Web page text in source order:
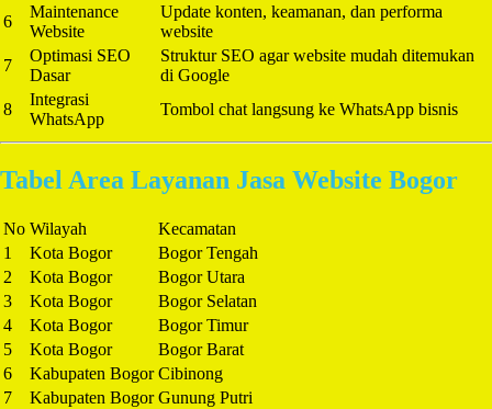
6
Maintenance
Website
Update konten, keamanan, dan performa
website
7
Optimasi SEO
Dasar
Struktur SEO agar website mudah ditemukan
di Google
8
Integrasi
WhatsApp
Tombol chat langsung ke WhatsApp bisnis
Tabel Area Layanan Jasa Website Bogor
No Wilayah
Kecamatan
1
Kota Bogor
Bogor Tengah
2
Kota Bogor
Bogor Utara
3
Kota Bogor
Bogor Selatan
4
Kota Bogor
Bogor Timur
5
Kota Bogor
Bogor Barat
6
Kabupaten Bogor Cibinong
7
Kabupaten Bogor Gunung Putri